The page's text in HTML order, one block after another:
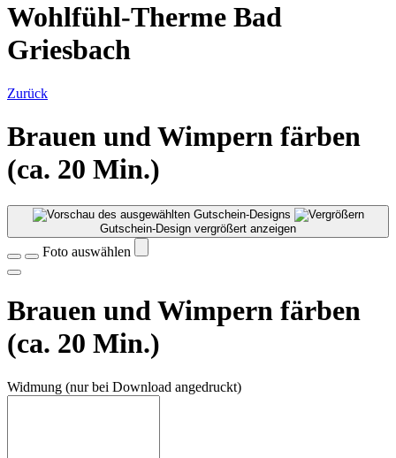
Wohlfühl-Therme Bad
Griesbach
Zurück
Brauen und Wimpern färben
(ca. 20 Min.)
Gutschein-Design vergrößert anzeigen
Foto auswählen
Brauen und Wimpern färben
(ca. 20 Min.)
Widmung (nur bei Download angedruckt)